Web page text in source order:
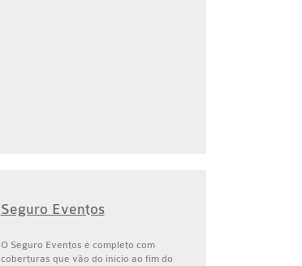
Seguro Eventos
O Seguro Eventos é completo com
coberturas que vão do início ao fim do